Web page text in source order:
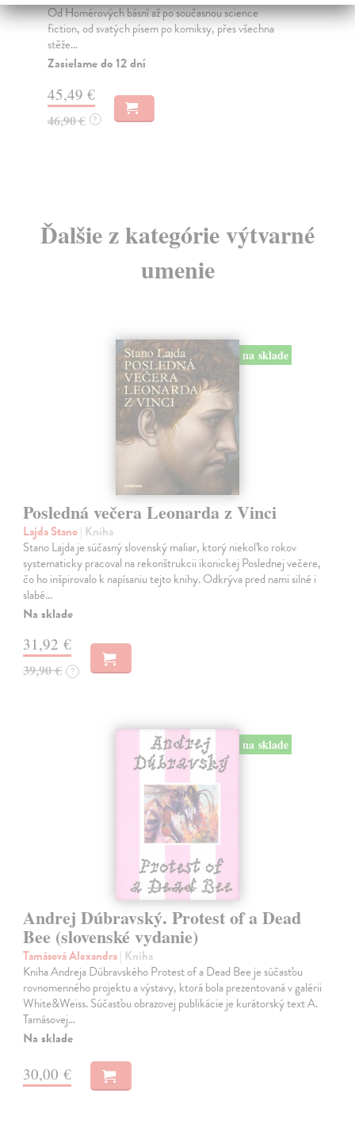
Od Homérových básní až po současnou science
fiction, od svatých písem po komiksy, přes všechna
stěže...
Zasielame do 12 dní
45,49 €
46,90 € ?
V
Ďalšie z kategórie výtvarné
umenie
na sklade
Posledná večera Leonarda z Vinci
Lajda Stano| Kniha
Stano Lajda je súčasný slovenský maliar, ktorý niekoľko rokov
systematicky pracoval na rekonštrukcii ikonickej Poslednej večere,
čo ho inšpirovalo k napísaniu tejto knihy. Odkrýva pred nami silné i
slabé…
Na sklade
31,92 €
39,90 € ?
na sklade
Andrej Dúbravský. Protest of a Dead
Bee (slovenské vydanie)
Tamásová Alexandra| Kniha
Kniha Andreja Dúbravského Protest of a Dead Bee je súčasťou
rovnomenného projektu a výstavy, ktorá bola prezentovaná v galérii
White&Weiss. Súčasťou obrazovej publikácie je kurátorský text A.
Tamásovej…
Na sklade
30,00 €